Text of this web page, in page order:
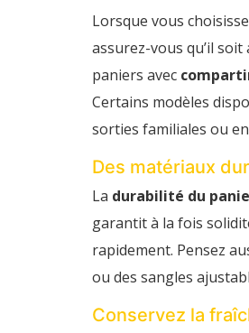
Lorsque vous
assurez-vous qu’il
paniers avec
Certains modèles
sorties familiales ou
Des matériaux
La durabilité du
garantit à la fois
rapidement. Pensez
ou des sangles
Conservez la